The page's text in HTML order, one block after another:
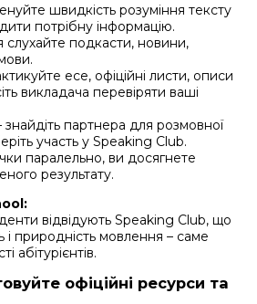
швидкість розуміння тексту
потрібну інформацію.
слухайте подкасти, новини,
есе, офіційні листи, описи
викладача перевіряти ваші
знайдіть партнера для розмовної
участь у Speaking Club.
паралельно, ви досягнете
результату.
відвідують Speaking Club, що
і природність мовлення – саме
абітурієнтів.
офіційні ресурси та